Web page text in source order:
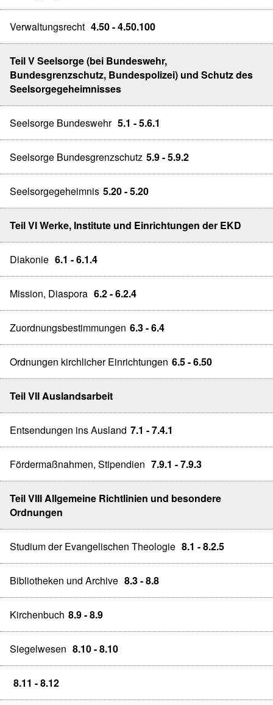
Verwaltungsrecht 4.50 - 4.50.100
Teil V Seelsorge (bei Bundeswehr,
Bundesgrenzschutz, Bundespolizei) und Schutz des
Seelsorgegeheimnisses
Seelsorge Bundeswehr 5.1 - 5.6.1
Seelsorge Bundesgrenzschutz 5.9 - 5.9.2
Seelsorgegeheimnis 5.20 - 5.20
Teil VI Werke, Institute und Einrichtungen der EKD
Diakonie 6.1 - 6.1.4
Mission, Diaspora 6.2 - 6.2.4
Zuordnungsbestimmungen 6.3 - 6.4
Ordnungen kirchlicher Einrichtungen 6.5 - 6.50
Teil VII Auslandsarbeit
Entsendungen ins Ausland 7.1 - 7.4.1
Fördermaßnahmen, Stipendien 7.9.1 - 7.9.3
Teil VIII Allgemeine Richtlinien und besondere
Ordnungen
Studium der Evangelischen Theologie 8.1 - 8.2.5
Bibliotheken und Archive 8.3 - 8.8
Kirchenbuch 8.9 - 8.9
Siegelwesen 8.10 - 8.10
8.11 - 8.12